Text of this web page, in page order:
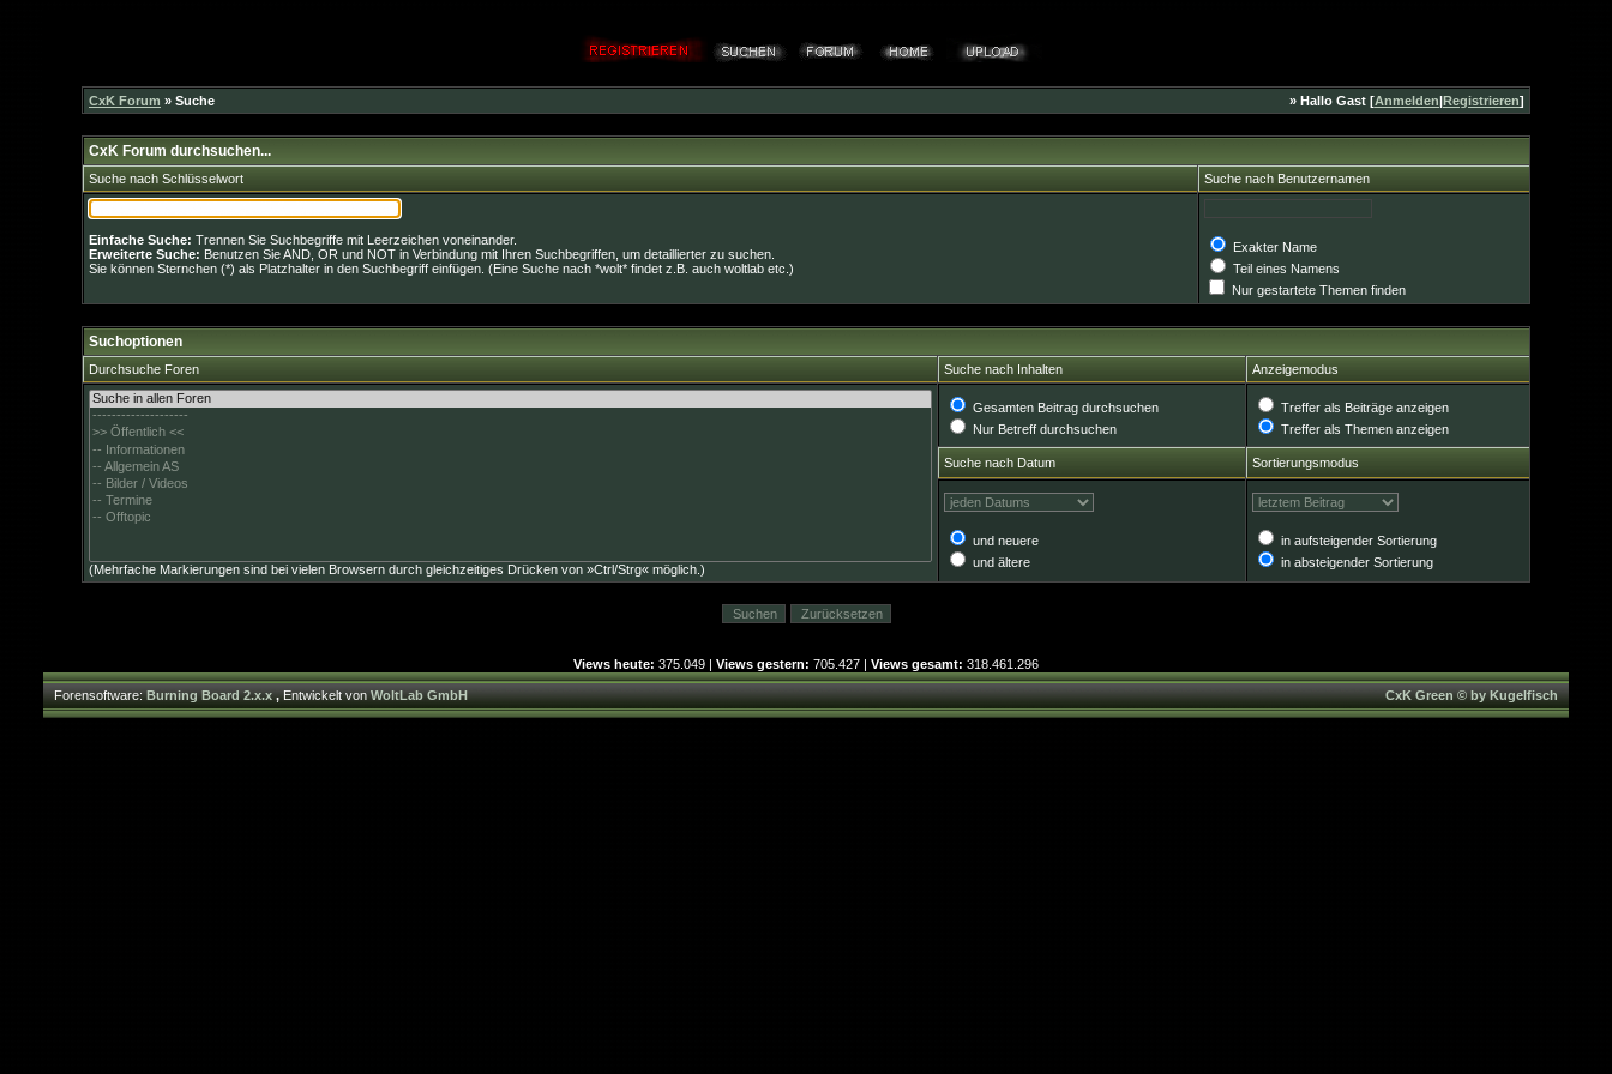
CxK Forum » Suche » Hallo Gast [Anmelden|Registrieren]
CxK Forum durchsuchen...
Suche nach Schlüsselwort Suche nach Benutzernamen
Einfache Suche: Trennen Sie Suchbegriffe mit Leerzeichen voneinander.
Erweiterte Suche: Benutzen Sie AND, OR und NOT in Verbindung mit Ihren Suchbegriffen, um detaillierter zu suchen.
Sie können Sternchen (*) als Platzhalter in den Suchbegriff einfügen. (Eine Suche nach *wolt* findet z.B. auch woltlab etc.)
Exakter Name
Teil eines Namens
Nur gestartete Themen finden
Suchoptionen
Durchsuche Foren Suche nach Inhalten Anzeigemodus
(Mehrfache Markierungen sind bei vielen Browsern durch gleichzeitiges Drücken von »Ctrl/Strg« möglich.)
Gesamten Beitrag durchsuchen
Nur Betreff durchsuchen
Treffer als Beiträge anzeigen
Treffer als Themen anzeigen
Suche nach Datum Sortierungsmodus
und neuere
und ältere
in aufsteigender Sortierung
in absteigender Sortierung
Views heute: 375.049 | Views gestern: 705.427 | Views gesamt: 318.461.296
Forensoftware:Burning Board 2.x.x,Entwickelt vonWoltLab GmbH CxK Green © by Kugelfisch